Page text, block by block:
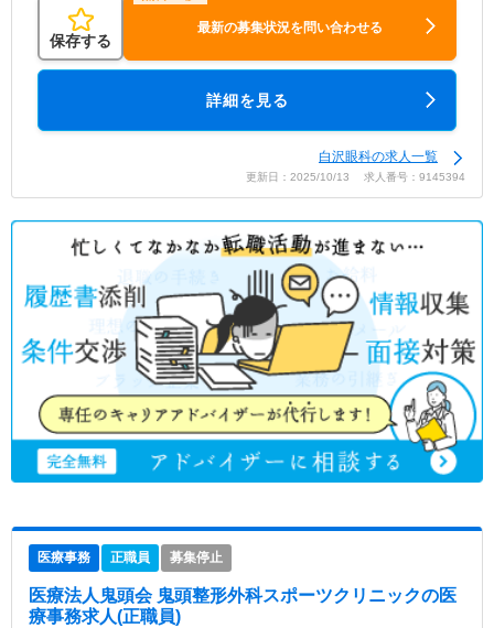
保存する
最新の募集状況を問い合わせる
詳細を見る
白沢眼科の求人一覧
更新日：2025/10/13 求人番号：9145394
医療事務 正職員 募集停止
医療法人鬼頭会 鬼頭整形外科スポーツクリニックの医
療事務求人(正職員)